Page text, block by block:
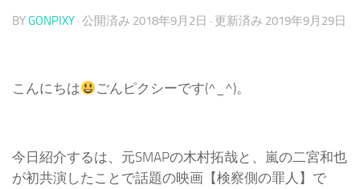
BYGONPIXY · 公開済み 2018年9月2日 · 更新済み 2019年9月29日
こんにちは ごんピクシーです(^_^)。
今日紹介するは、元SMAPの木村拓哉と、嵐の二宮和也
が初共演したことで話題の映画【検察側の罪人】で